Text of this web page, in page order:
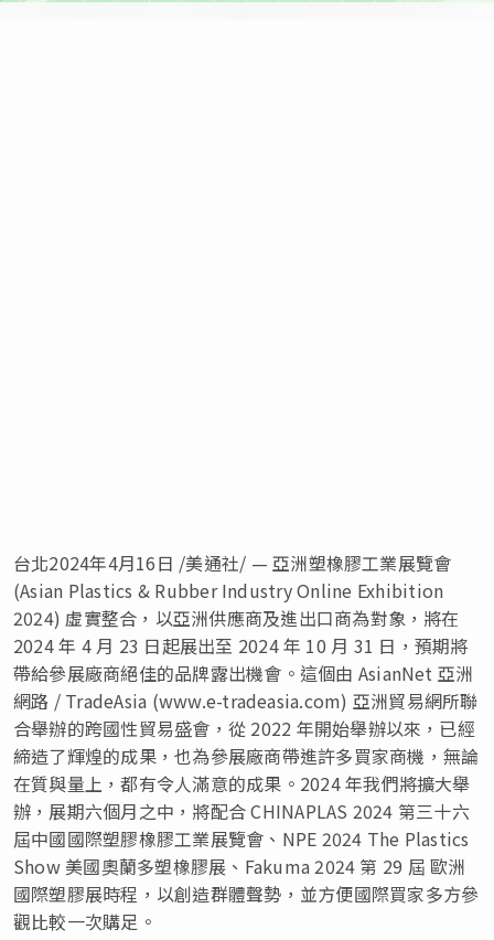
台北2024年4月16日 /美通社/ — 亞洲塑橡膠工業展覽會
(Asian Plastics & Rubber Industry Online Exhibition
2024) 虛實整合，以亞洲供應商及進出口商為對象，將在
2024 年 4 月 23 日起展出至 2024 年 10 月 31 日，預期將
帶給參展廠商絕佳的品牌露出機會。這個由 AsianNet 亞洲
網路 / TradeAsia (www.e-tradeasia.com) 亞洲貿易網所聯
合舉辦的跨國性貿易盛會，從 2022 年開始舉辦以來，已經
締造了輝煌的成果，也為參展廠商帶進許多買家商機，無論
在質與量上，都有令人滿意的成果。2024 年我們將擴大舉
辦，展期六個月之中，將配合 CHINAPLAS 2024 第三十六
屆中國國際塑膠橡膠工業展覽會、NPE 2024 The Plastics
Show 美國奧蘭多塑橡膠展、Fakuma 2024 第 29 屆 歐洲
國際塑膠展時程，以創造群體聲勢，並方便國際買家多方參
觀比較一次購足。